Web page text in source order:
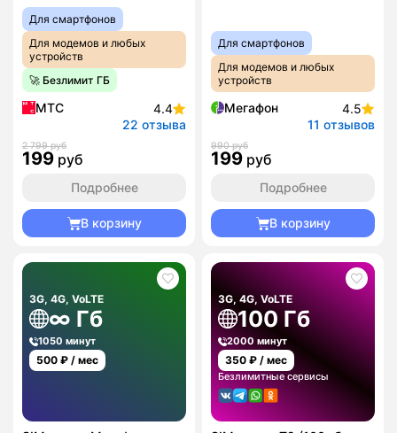
Для смартфонов
Для модемов и любых
устройств
🚀 Безлимит ГБ
МТС
4.4
22 отзыва
2 799 руб
199 руб
Подробнее
В корзину
Для смартфонов
Для модемов и любых
устройств
Мегафон
4.5
11 отзывов
990 руб
199 руб
Подробнее
В корзину
3G, 4G, VoLTE
∞ Гб
1050 минут
500 ₽ / мес
3G, 4G, VoLTE
100 Гб
2000 минут
350 ₽ / мес
Безлимитные сервисы